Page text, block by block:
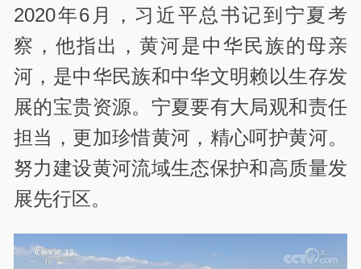
2020年6月，习近平总书记到宁夏考
察，他指出，黄河是中华民族的母亲
河，是中华民族和中华文明赖以生存发
展的宝贵资源。宁夏要有大局观和责任
担当，更加珍惜黄河，精心呵护黄河。
努力建设黄河流域生态保护和高质量发
展先行区。